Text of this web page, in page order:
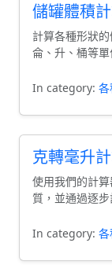
儲罐體積
計算各種形狀
侖、升、桶等單
In category:
克轉毫升
使用我們的計
質，並通過逐
In category: